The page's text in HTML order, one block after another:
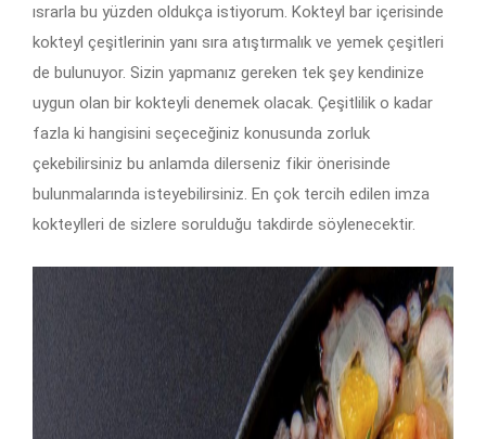
ısrarla bu yüzden oldukça istiyorum. Kokteyl bar içerisinde
kokteyl çeşitlerinin yanı sıra atıştırmalık ve yemek çeşitleri
de bulunuyor. Sizin yapmanız gereken tek şey kendinize
uygun olan bir kokteyli denemek olacak. Çeşitlilik o kadar
fazla ki hangisini seçeceğiniz konusunda zorluk
çekebilirsiniz bu anlamda dilerseniz fikir önerisinde
bulunmalarında isteyebilirsiniz. En çok tercih edilen imza
kokteylleri de sizlere sorulduğu takdirde söylenecektir.